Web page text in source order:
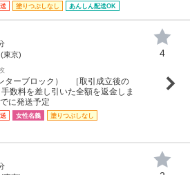
塗りつぶしなし あんしん配送OK
東京)
ターブロック） ［取引成立後の
数料を差し引いた全額を返金しま
に発送予定
女性名義
塗りつぶしなし
4